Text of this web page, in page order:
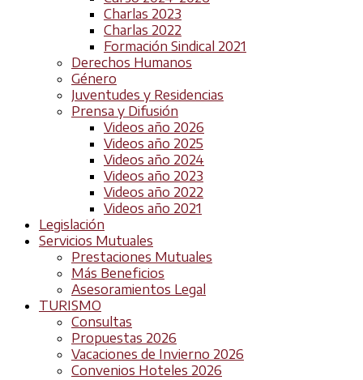
Charlas 2023
Charlas 2022
Formación Sindical 2021
Derechos Humanos
Género
Juventudes y Residencias
Prensa y Difusión
Videos año 2026
Videos año 2025
Videos año 2024
Videos año 2023
Videos año 2022
Videos año 2021
Legislación
Servicios Mutuales
Prestaciones Mutuales
Más Beneficios
Asesoramientos Legal
TURISMO
Consultas
Propuestas 2026
Vacaciones de Invierno 2026
Convenios Hoteles 2026